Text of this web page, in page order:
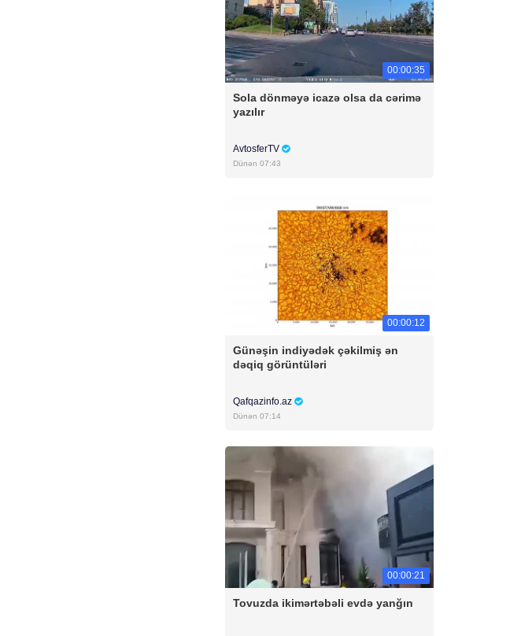
00:00:35
Sola dönməyə icazə olsa da cərimə
yazılır
AvtosferTV
Dünən 07:43
00:00:12
Günəşin indiyədək çəkilmiş ən
dəqiq görüntüləri
Qafqazinfo.az
Dünən 07:14
00:00:21
Tovuzda ikimərtəbəli evdə yanğın